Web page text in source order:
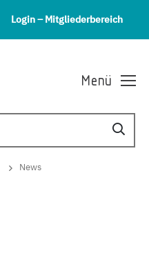
Login – Mitgliederbereich
Menü
News